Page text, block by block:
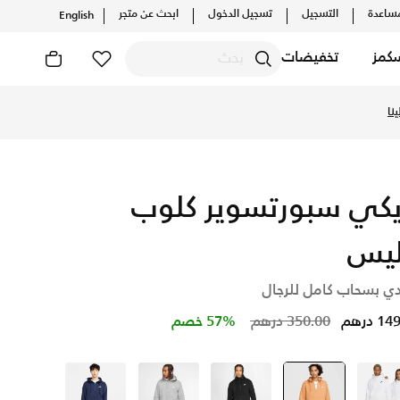
التسجيل تسجيل الدخول ابحث عن متجر English
تخفيضات
سبورتسوير كلوب
بسحاب كامل للرجال
Price reduced from
350.00 درهم to درهم 57% خصم